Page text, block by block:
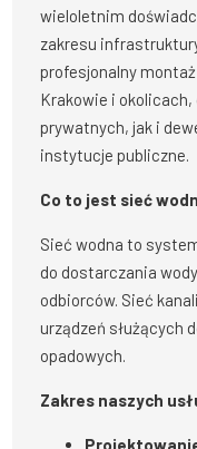
wieloletnim
zakresu
profesjonalny
Krakowie i
prywatnych, jak i
instytucje publiczne.
Co to jest sieć
Sieć wodna to
do dostarczania
odbiorców. Sieć
urządzeń służących
opadowych.
Zakres naszych